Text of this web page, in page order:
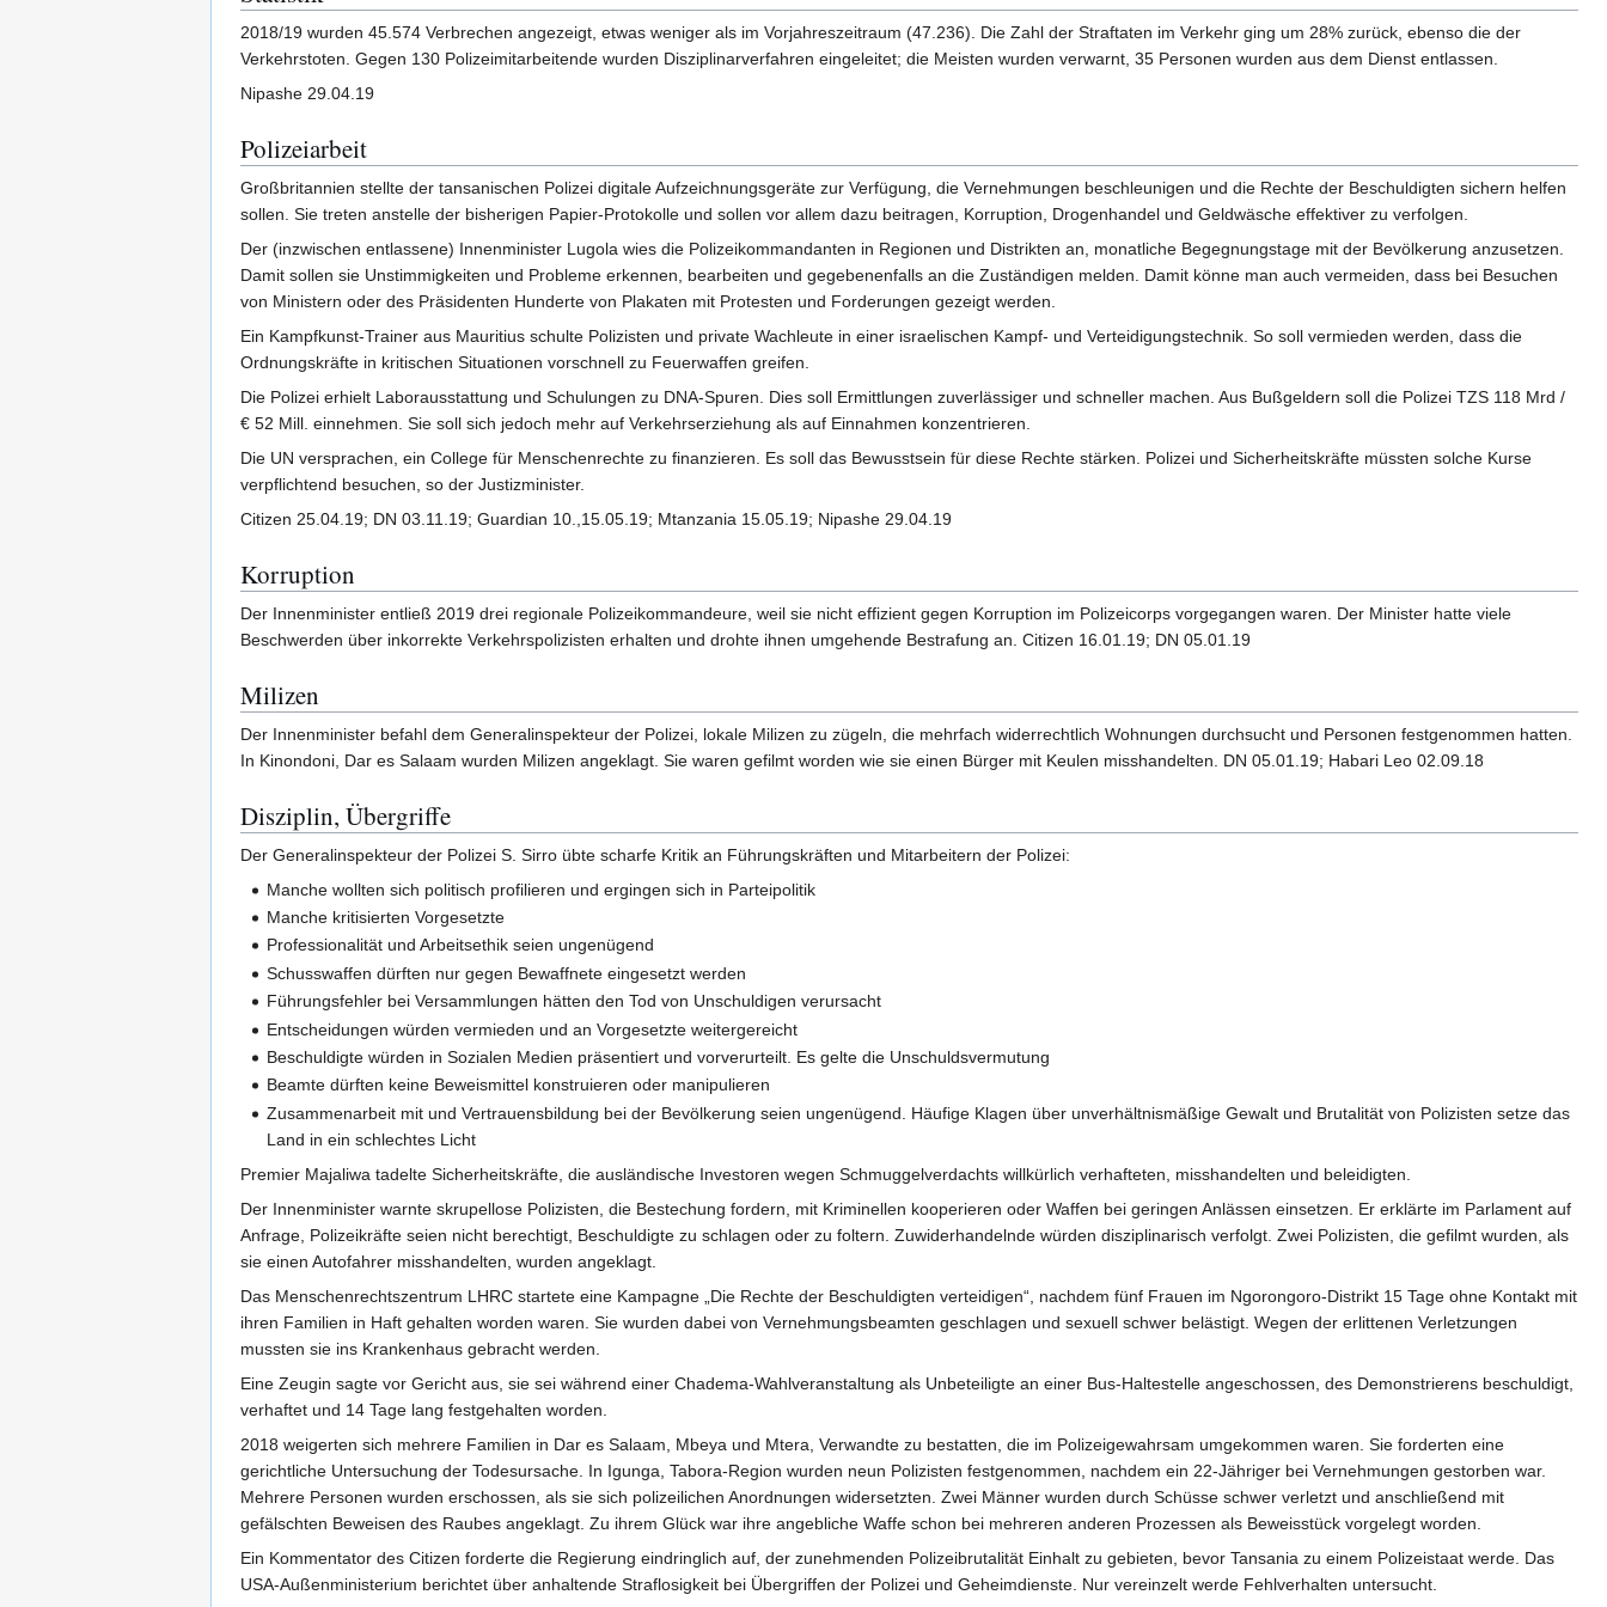
2018/19 wurden 45.574 Verbrechen angezeigt, etwas weniger als im Vorjahreszeitraum (47.236). Die Zahl der Straftaten im Verkehr ging um 28% zurück, ebenso die der
Verkehrstoten. Gegen 130 Polizeimitarbeitende wurden Disziplinarverfahren eingeleitet; die Meisten wurden verwarnt, 35 Personen wurden aus dem Dienst entlassen.
Nipashe 29.04.19
Polizeiarbeit
Großbritannien stellte der tansanischen Polizei digitale Aufzeichnungsgeräte zur Verfügung, die Vernehmungen beschleunigen und die Rechte der Beschuldigten sichern helfen
sollen. Sie treten anstelle der bisherigen Papier-Protokolle und sollen vor allem dazu beitragen, Korruption, Drogenhandel und Geldwäsche effektiver zu verfolgen.
Der (inzwischen entlassene) Innenminister Lugola wies die Polizeikommandanten in Regionen und Distrikten an, monatliche Begegnungstage mit der Bevölkerung anzusetzen.
Damit sollen sie Unstimmigkeiten und Probleme erkennen, bearbeiten und gegebenenfalls an die Zuständigen melden. Damit könne man auch vermeiden, dass bei Besuchen
von Ministern oder des Präsidenten Hunderte von Plakaten mit Protesten und Forderungen gezeigt werden.
Ein Kampfkunst-Trainer aus Mauritius schulte Polizisten und private Wachleute in einer israelischen Kampf- und Verteidigungstechnik. So soll vermieden werden, dass die
Ordnungskräfte in kritischen Situationen vorschnell zu Feuerwaffen greifen.
Die Polizei erhielt Laborausstattung und Schulungen zu DNA-Spuren. Dies soll Ermittlungen zuverlässiger und schneller machen. Aus Bußgeldern soll die Polizei TZS 118 Mrd /
€ 52 Mill. einnehmen. Sie soll sich jedoch mehr auf Verkehrserziehung als auf Einnahmen konzentrieren.
Die UN versprachen, ein College für Menschenrechte zu finanzieren. Es soll das Bewusstsein für diese Rechte stärken. Polizei und Sicherheitskräfte müssten solche Kurse
verpflichtend besuchen, so der Justizminister.
Citizen 25.04.19; DN 03.11.19; Guardian 10.,15.05.19; Mtanzania 15.05.19; Nipashe 29.04.19
Korruption
Der Innenminister entließ 2019 drei regionale Polizeikommandeure, weil sie nicht effizient gegen Korruption im Polizeicorps vorgegangen waren. Der Minister hatte viele
Beschwerden über inkorrekte Verkehrspolizisten erhalten und drohte ihnen umgehende Bestrafung an. Citizen 16.01.19; DN 05.01.19
Milizen
Der Innenminister befahl dem Generalinspekteur der Polizei, lokale Milizen zu zügeln, die mehrfach widerrechtlich Wohnungen durchsucht und Personen festgenommen hatten.
In Kinondoni, Dar es Salaam wurden Milizen angeklagt. Sie waren gefilmt worden wie sie einen Bürger mit Keulen misshandelten. DN 05.01.19; Habari Leo 02.09.18
Disziplin, Übergriffe
Der Generalinspekteur der Polizei S. Sirro übte scharfe Kritik an Führungskräften und Mitarbeitern der Polizei:
Manche wollten sich politisch profilieren und ergingen sich in Parteipolitik
Manche kritisierten Vorgesetzte
Professionalität und Arbeitsethik seien ungenügend
Schusswaffen dürften nur gegen Bewaffnete eingesetzt werden
Führungsfehler bei Versammlungen hätten den Tod von Unschuldigen verursacht
Entscheidungen würden vermieden und an Vorgesetzte weitergereicht
Beschuldigte würden in Sozialen Medien präsentiert und vorverurteilt. Es gelte die Unschuldsvermutung
Beamte dürften keine Beweismittel konstruieren oder manipulieren
Zusammenarbeit mit und Vertrauensbildung bei der Bevölkerung seien ungenügend. Häufige Klagen über unverhältnismäßige Gewalt und Brutalität von Polizisten setze das
Land in ein schlechtes Licht
Premier Majaliwa tadelte Sicherheitskräfte, die ausländische Investoren wegen Schmuggelverdachts willkürlich verhafteten, misshandelten und beleidigten.
Der Innenminister warnte skrupellose Polizisten, die Bestechung fordern, mit Kriminellen kooperieren oder Waffen bei geringen Anlässen einsetzen. Er erklärte im Parlament auf
Anfrage, Polizeikräfte seien nicht berechtigt, Beschuldigte zu schlagen oder zu foltern. Zuwiderhandelnde würden disziplinarisch verfolgt. Zwei Polizisten, die gefilmt wurden, als
sie einen Autofahrer misshandelten, wurden angeklagt.
Das Menschenrechtszentrum LHRC startete eine Kampagne „Die Rechte der Beschuldigten verteidigen“, nachdem fünf Frauen im Ngorongoro-Distrikt 15 Tage ohne Kontakt mit
ihren Familien in Haft gehalten worden waren. Sie wurden dabei von Vernehmungsbeamten geschlagen und sexuell schwer belästigt. Wegen der erlittenen Verletzungen
mussten sie ins Krankenhaus gebracht werden.
Eine Zeugin sagte vor Gericht aus, sie sei während einer Chadema-Wahlveranstaltung als Unbeteiligte an einer Bus-Haltestelle angeschossen, des Demonstrierens beschuldigt,
verhaftet und 14 Tage lang festgehalten worden.
2018 weigerten sich mehrere Familien in Dar es Salaam, Mbeya und Mtera, Verwandte zu bestatten, die im Polizeigewahrsam umgekommen waren. Sie forderten eine
gerichtliche Untersuchung der Todesursache. In Igunga, Tabora-Region wurden neun Polizisten festgenommen, nachdem ein 22-Jähriger bei Vernehmungen gestorben war.
Mehrere Personen wurden erschossen, als sie sich polizeilichen Anordnungen widersetzten. Zwei Männer wurden durch Schüsse schwer verletzt und anschließend mit
gefälschten Beweisen des Raubes angeklagt. Zu ihrem Glück war ihre angebliche Waffe schon bei mehreren anderen Prozessen als Beweisstück vorgelegt worden.
Ein Kommentator des Citizen forderte die Regierung eindringlich auf, der zunehmenden Polizeibrutalität Einhalt zu gebieten, bevor Tansania zu einem Polizeistaat werde. Das
USA-Außenministerium berichtet über anhaltende Straflosigkeit bei Übergriffen der Polizei und Geheimdienste. Nur vereinzelt werde Fehlverhalten untersucht.